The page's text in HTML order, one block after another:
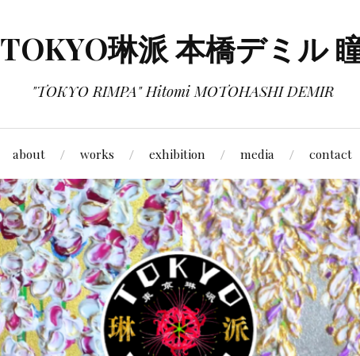
TOKYO琳派 本橋デミル
"TOKYO RIMPA" Hitomi MOTOHASHI DEMIR
about works exhibition media contact